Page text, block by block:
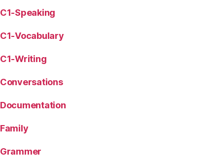
C1-Speaking
C1-Vocabulary
C1-Writing
Conversations
Documentation
Family
Grammer